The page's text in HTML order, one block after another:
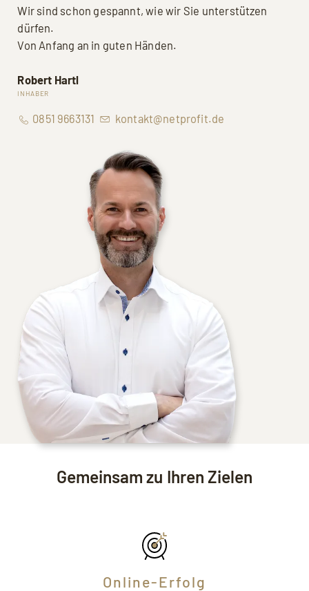
Wir sind schon gespannt, wie wir Sie unterstützen
dürfen.
Von Anfang an in guten Händen.
Robert Hartl
INHABER
0851 9663131 kontakt@netprofit.de
Gemeinsam zu Ihren Zielen
Online-Erfolg